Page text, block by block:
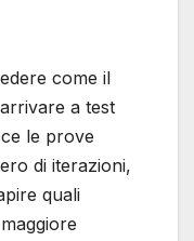
come il
a test
le prove
di iterazioni,
quali